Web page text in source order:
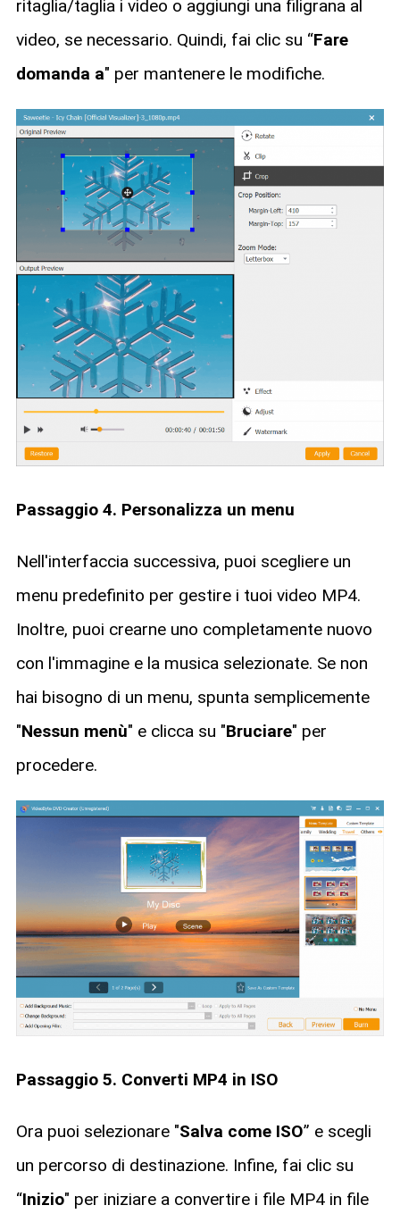
ritaglia/taglia i video o aggiungi una filigrana al
video, se necessario. Quindi, fai clic su “Fare
domanda a" per mantenere le modifiche.
Passaggio 4. Personalizza un menu
Nell'interfaccia successiva, puoi scegliere un
menu predefinito per gestire i tuoi video MP4.
Inoltre, puoi crearne uno completamente nuovo
con l'immagine e la musica selezionate. Se non
hai bisogno di un menu, spunta semplicemente
"Nessun menù" e clicca su "Bruciare" per
procedere.
Passaggio 5. Converti MP4 in ISO
Ora puoi selezionare "Salva come ISO” e scegli
un percorso di destinazione. Infine, fai clic su
“Inizio" per iniziare a convertire i file MP4 in file